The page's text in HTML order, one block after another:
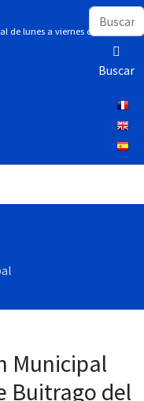
de lunes a viernes de 10:00 a
Buscar
Buscar
Municipal
Buitrago del